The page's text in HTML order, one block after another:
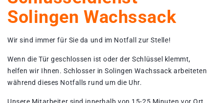
Solingen Wachssack
Wir sind immer für Sie da und im Notfall zur Stelle!
Wenn die Tür geschlossen ist oder der Schlüssel klemmt,
helfen wir Ihnen. Schlosser in Solingen Wachssack arbeiteten
während dieses Notfalls rund um die Uhr.